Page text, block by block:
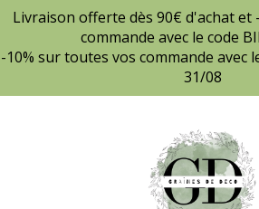
Livraison offerte dès 90€ d'achat et
commande avec le code
-10% sur toutes vos commande avec
31/08